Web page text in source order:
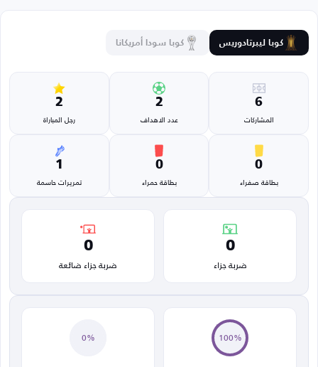
كوبا ليبرتادوريس كوبا سودا أمريكانا
6
المشاركات
2
عدد الاهداف
2
رجل المباراة
0
بطاقة صفراء
0
بطاقة حمراء
1
تمريرات حاسمة
0
ضربة جزاء
0
ضربة جزاء ضائعة
100%
0%